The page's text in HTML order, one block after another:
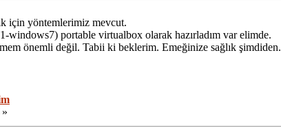
için yöntemlerimiz mevcut.
portable virtualbox olarak hazırladım var elimde.
önemli değil. Tabii ki beklerim. Emeğinize sağlık şimdiden.